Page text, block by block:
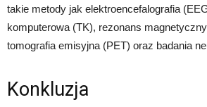
takie metody jak elektroencefalografia
komputerowa (TK), rezonans
tomografia emisyjna (PET) oraz badania
Konkluzja